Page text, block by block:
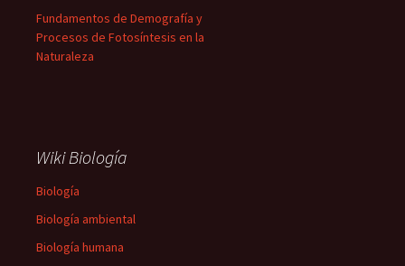
Fundamentos de Demografía y
Procesos de Fotosíntesis en la
Naturaleza
Wiki Biología
Biología
Biología ambiental
Biología humana